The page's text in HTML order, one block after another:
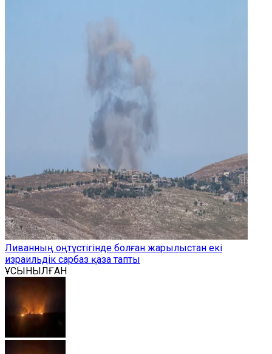
Ливанның оңтүстігінде болған жарылыстан екі
израильдік сарбаз қаза тапты
ҰСЫНЫЛҒАН